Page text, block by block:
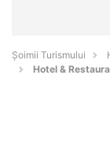
Șoimii Turismului
Hotel &